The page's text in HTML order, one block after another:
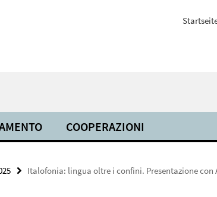
COOPERAZIONI
Italofonia: lingua oltre i confini. Presentazione con